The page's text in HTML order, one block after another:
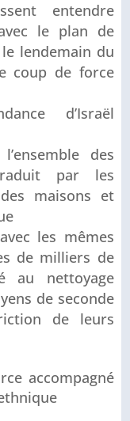
entendre
le plan de
lendemain du
coup de force
d’Israël
des
par les
maisons et
les mêmes
de milliers de
au nettoyage
de seconde
de leurs
accompagné